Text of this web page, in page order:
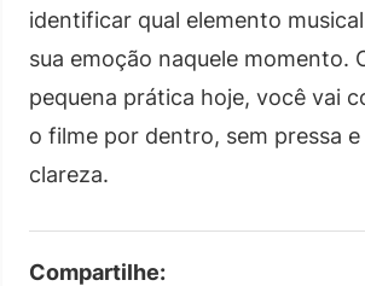
identificar qual elemento
sua emoção naquele momento.
pequena prática hoje, você vai
o filme por dentro, sem pressa
clareza.
Compartilhe: